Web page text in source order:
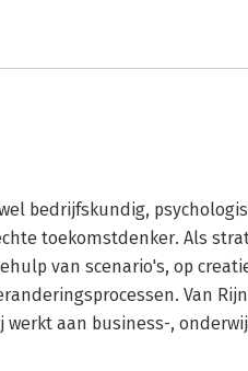
bedrijfskundig,
toekomstdenker. Als
van scenario's, op
Van
werkt aan business-,